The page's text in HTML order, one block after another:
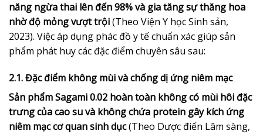
năng ngừa thai lên đến 98% và gia tăng sự thăng hoa
nhờ độ mỏng vượt trội(Theo Viện Y học Sinh sản,
2023). Việc áp dụng phác đồ y tế chuẩn xác giúp sản
phẩm phát huy các đặc điểm chuyên sâu sau:
2.1. Đặc điểm không mùi và chống dị ứng niêm mạc
Sản phẩm Sagami 0.02 hoàn toàn không có mùi hôi đặc
trưng của cao su và không chứa protein gây kích ứng
niêm mạc cơ quan sinh dục(Theo Dược điển Lâm sàng,